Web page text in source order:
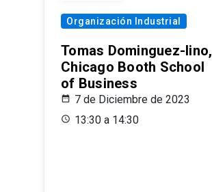
Organización Industrial
Tomas Dominguez-Iino,
Chicago Booth School
of Business
7 de Diciembre de 2023
13:30 a 14:30